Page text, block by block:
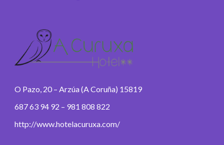
O Pazo, 20 – Arzúa (A Coruña) 15819
687 63 94 92 – 981 808 822
http://www.hotelacuruxa.com/